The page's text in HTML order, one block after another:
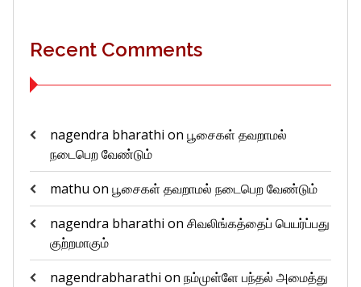
Recent Comments
nagendra bharathi on பூசைகள் தவறாமல்
நடைபெற வேண்டும்
mathu on பூசைகள் தவறாமல் நடைபெற வேண்டும்
nagendra bharathi on சிவலிங்கத்தைப் பெயர்ப்பது
குற்றமாகும்
nagendrabharathi on நம்முள்ளே பந்தல் அமைத்து